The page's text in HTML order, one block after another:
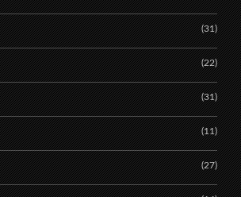
(31)
(22)
(31)
(11)
(27)